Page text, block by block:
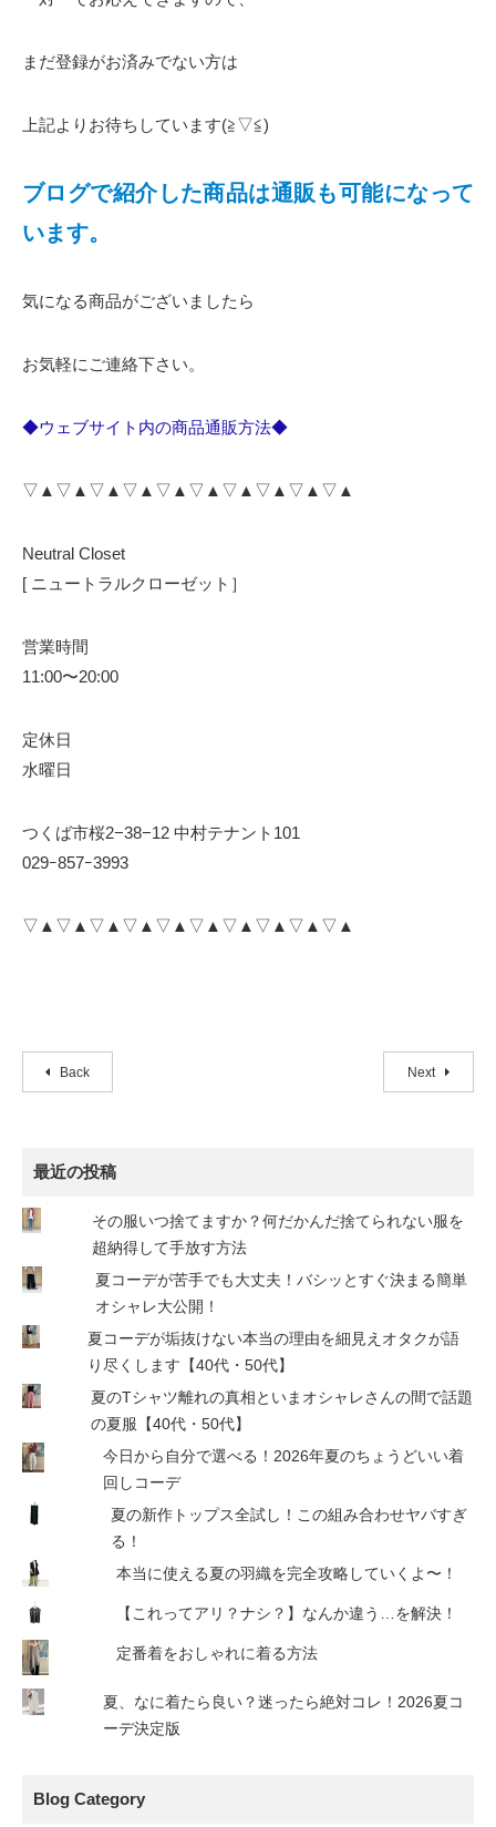
まだ登録がお済みでない方は
上記よりお待ちしています(≧▽≦)
ブログで紹介した商品は通販も可能になって
います。
気になる商品がございましたら
お気軽にご連絡下さい。
◆ウェブサイト内の商品通販方法◆
▽▲▽▲▽▲▽▲▽▲▽▲▽▲▽▲▽▲▽▲
Neutral Closet
[ ニュートラルクローゼット］
営業時間
11:00〜20:00
定休日
水曜日
つくば市桜2−38−12 中村テナント101
029ｰ857ｰ3993
▽▲▽▲▽▲▽▲▽▲▽▲▽▲▽▲▽▲▽▲
Back Next
最近の投稿
その服いつ捨てますか？何だかんだ捨てられない服を
超納得して手放す方法
夏コーデが苦手でも大丈夫！バシッとすぐ決まる簡単
オシャレ大公開！
夏コーデが垢抜けない本当の理由を細見えオタクが語
り尽くします【40代・50代】
夏のTシャツ離れの真相といまオシャレさんの間で話題
の夏服【40代・50代】
今日から自分で選べる！2026年夏のちょうどいい着
回しコーデ
夏の新作トップス全試し！この組み合わせヤバすぎ
る！
本当に使える夏の羽織を完全攻略していくよ〜！
【これってアリ？ナシ？】なんか違う…を解決！
定番着をおしゃれに着る方法
夏、なに着たら良い？迷ったら絶対コレ！2026夏コ
ーデ決定版
Blog Category